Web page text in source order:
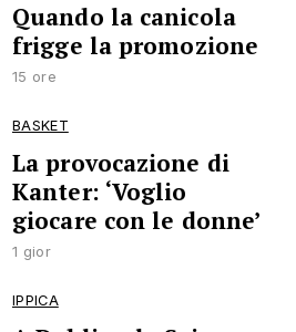
Quando la canicola
frigge la promozione
15 ore
BASKET
La provocazione di
Kanter: ‘Voglio
giocare con le donne’
1 gior
IPPICA